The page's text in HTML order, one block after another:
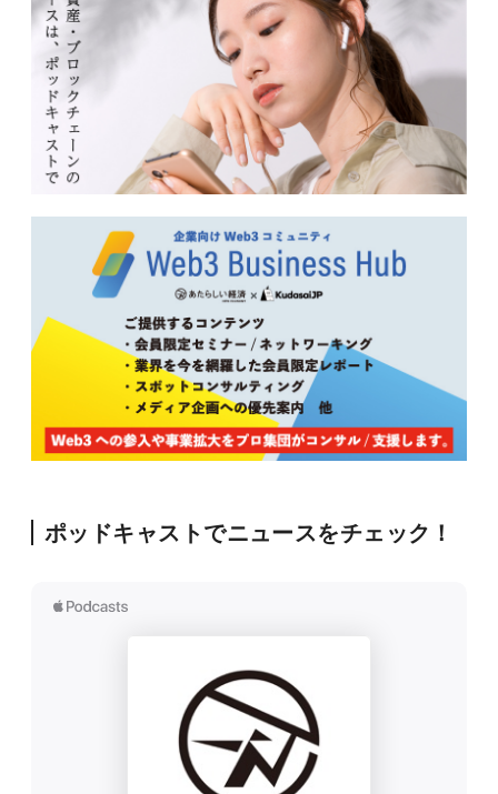
ポッドキャストでニュースをチェック！